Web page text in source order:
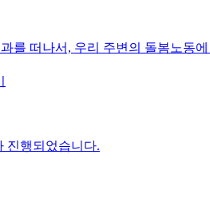
를 떠나서, 우리 주변의 돌봄노동
진행되었습니다.